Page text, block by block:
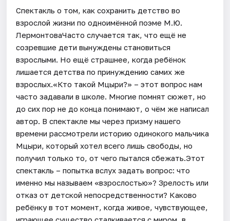
Спектакль о том, как сохранить детство во
взрослой жизни по одноимённой поэме М.Ю.
ЛермонтоваЧасто случается так, что ещё не
созревшие дети вынуждены становиться
взрослыми. Но ещё страшнее, когда ребёнок
лишается детства по принуждению самих же
взрослых.«Кто такой Мцыри?» – этот вопрос нам
часто задавали в школе. Многие помнят сюжет, но
до сих пор не до конца понимают, о чём же написал
автор. В спектакле мы через призму нашего
времени рассмотрели историю одинокого мальчика
Мцыри, который хотел всего лишь свободы, но
получил только то, от чего пытался сбежать.Этот
спектакль – попытка вслух задать вопрос: что
именно мы называем «взрослостью»? Зрелость или
отказ от детской непосредственности? Каково
ребёнку в тот момент, когда живое, чувствующее,